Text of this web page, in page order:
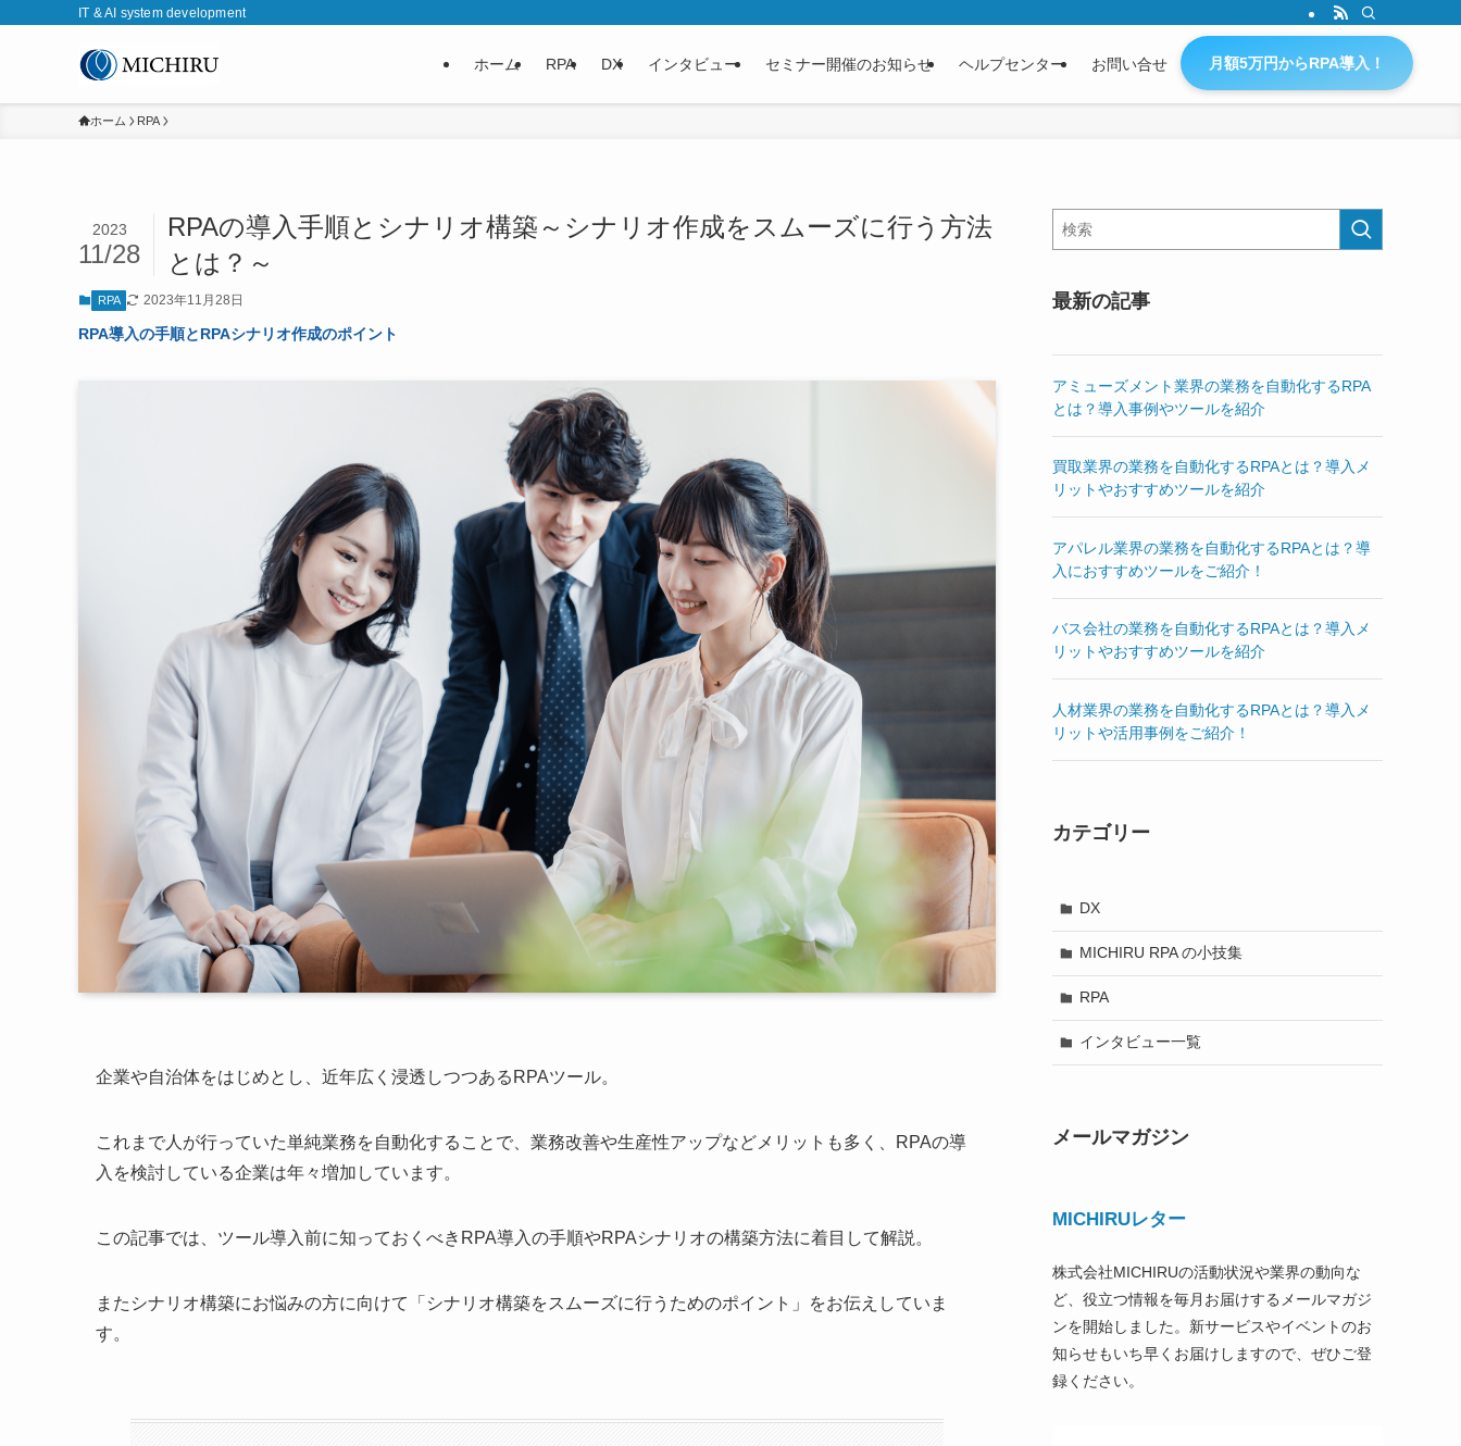
IT & AI system development
ホーム RPA DX インタビュー セミナー開催のお知らせ ヘルプセンター お問い合せ 月額5万円からRPA導入！
ホーム RPA
RPAの導入手順とシナリオ構築～シナリオ作成をスムーズに行う方法
とは？～
2023
11/28
RPA 2023年11月28日
RPA導入の手順とRPAシナリオ作成のポイント
企業や自治体をはじめとし、近年広く浸透しつつあるRPAツール。
これまで人が行っていた単純業務を自動化することで、業務改善や生産性アップなどメリットも多く、RPAの導
入を検討している企業は年々増加しています。
この記事では、ツール導入前に知っておくべきRPA導入の手順やRPAシナリオの構築方法に着目して解説。
またシナリオ構築にお悩みの方に向けて「シナリオ構築をスムーズに行うためのポイント」をお伝えしていま
す。
最新の記事
アミューズメント業界の業務を自動化するRPA
とは？導入事例やツールを紹介
買取業界の業務を自動化するRPAとは？導入メ
リットやおすすめツールを紹介
アパレル業界の業務を自動化するRPAとは？導
入におすすめツールをご紹介！
バス会社の業務を自動化するRPAとは？導入メ
リットやおすすめツールを紹介
人材業界の業務を自動化するRPAとは？導入メ
リットや活用事例をご紹介！
カテゴリー
DX
MICHIRU RPA の小技集
RPA
インタビュー一覧
メールマガジン
MICHIRUレター
株式会社MICHIRUの活動状況や業界の動向な
ど、役立つ情報を毎月お届けするメールマガジ
ンを開始しました。新サービスやイベントのお
知らせもいち早くお届けしますので、ぜひご登
録ください。